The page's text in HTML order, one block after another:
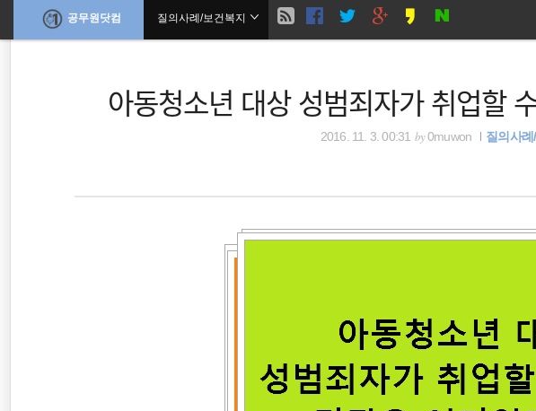
공무원닷컴 현
질의사례/보건복지
아동청소년 대상 성범죄자가 취업할
2016. 11. 3. 00:31 by0muwon 질의사례
검
시간외근무수당
보건복지부
무료폰트